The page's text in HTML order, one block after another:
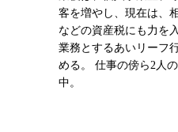
客を増やし、現在は、
などの資産税にも力を
業務とするあいリーフ
める。 仕事の傍ら2人
中。